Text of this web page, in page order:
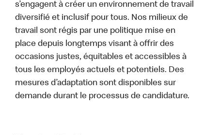
s’engagent à créer un environnement de travail
diversifié et inclusif pour tous. Nos milieux de
travail sont régis par une politique mise en
place depuis longtemps visant à offrir des
occasions justes, équitables et accessibles à
tous les employés actuels et potentiels. Des
mesures d’adaptation sont disponibles sur
demande durant le processus de candidature.